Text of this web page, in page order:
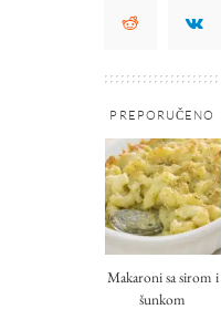
PREPORUČENO
Makaroni sa sirom i
šunkom